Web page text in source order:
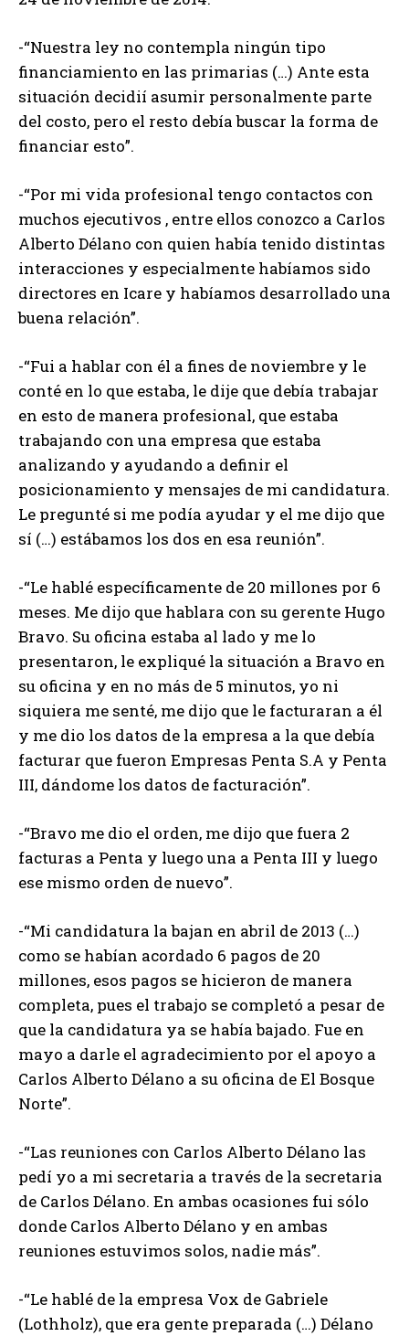
-“Nuestra ley no contempla ningún tipo
financiamiento en las primarias (…) Ante esta
situación decidií asumir personalmente parte
del costo, pero el resto debía buscar la forma de
financiar esto”.
-“Por mi vida profesional tengo contactos con
muchos ejecutivos , entre ellos conozco a Carlos
Alberto Délano con quien había tenido distintas
interacciones y especialmente habíamos sido
directores en Icare y habíamos desarrollado una
buena relación”.
-“Fui a hablar con él a fines de noviembre y le
conté en lo que estaba, le dije que debía trabajar
en esto de manera profesional, que estaba
trabajando con una empresa que estaba
analizando y ayudando a definir el
posicionamiento y mensajes de mi candidatura.
Le pregunté si me podía ayudar y el me dijo que
sí (…) estábamos los dos en esa reunión”.
-“Le hablé específicamente de 20 millones por 6
meses. Me dijo que hablara con su gerente Hugo
Bravo. Su oficina estaba al lado y me lo
presentaron, le expliqué la situación a Bravo en
su oficina y en no más de 5 minutos, yo ni
siquiera me senté, me dijo que le facturaran a él
y me dio los datos de la empresa a la que debía
facturar que fueron Empresas Penta S.A y Penta
III, dándome los datos de facturación”.
-“Bravo me dio el orden, me dijo que fuera 2
facturas a Penta y luego una a Penta III y luego
ese mismo orden de nuevo”.
-“Mi candidatura la bajan en abril de 2013 (…)
como se habían acordado 6 pagos de 20
millones, esos pagos se hicieron de manera
completa, pues el trabajo se completó a pesar de
que la candidatura ya se había bajado. Fue en
mayo a darle el agradecimiento por el apoyo a
Carlos Alberto Délano a su oficina de El Bosque
Norte”.
-“Las reuniones con Carlos Alberto Délano las
pedí yo a mi secretaria a través de la secretaria
de Carlos Délano. En ambas ocasiones fui sólo
donde Carlos Alberto Délano y en ambas
reuniones estuvimos solos, nadie más”.
-“Le hablé de la empresa Vox de Gabriele
(Lothholz), que era gente preparada (…) Délano